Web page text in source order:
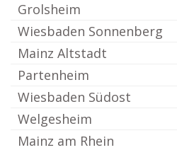
Grolsheim
Wiesbaden Sonnenberg
Mainz Altstadt
Partenheim
Wiesbaden Südost
Welgesheim
Mainz am Rhein